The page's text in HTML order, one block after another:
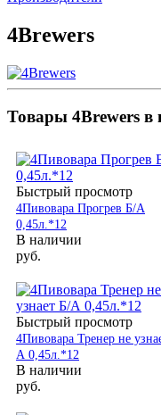
4Brewers
Товары 4Brewers в
Быстрый просмотр
4Пивовара Прогрев Б/А
0,45л.*12
В наличии
руб.
Быстрый просмотр
4Пивовара Тренер не
А 0,45л.*12
В наличии
руб.